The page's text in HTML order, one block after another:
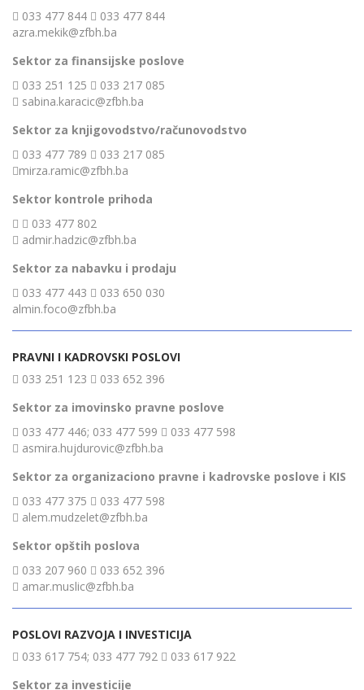
033 477 844
033 477 844
azra.mekik@zfbh.ba
Sektor za finansijske poslove
033 251 125
033 217 085
sabina.karacic@zfbh.ba
Sektor za knjigovodstvo/računovodstvo
033 477 789
033 217 085
mirza.ramic@zfbh.ba
Sektor kontrole prihoda
033 477 802
admir.hadzic@zfbh.ba
Sektor za nabavku i prodaju
033 477 443
033 650 030
almin.foco@zfbh.ba
PRAVNI I KADROVSKI POSLOVI
033 251 123
033 652 396
Sektor za imovinsko pravne poslove
033 477 446; 033 477 599
033 477 598
asmira.hujdurovic@zfbh.ba
Sektor za organizaciono pravne i kadrovske poslove i KIS
033 477 375
033 477 598
alem.mudzelet@zfbh.ba
Sektor opštih poslova
033 207 960
033 652 396
amar.muslic@zfbh.ba
POSLOVI RAZVOJA I INVESTICIJA
033 617 754; 033 477 792
033 617 922
Sektor za investicije